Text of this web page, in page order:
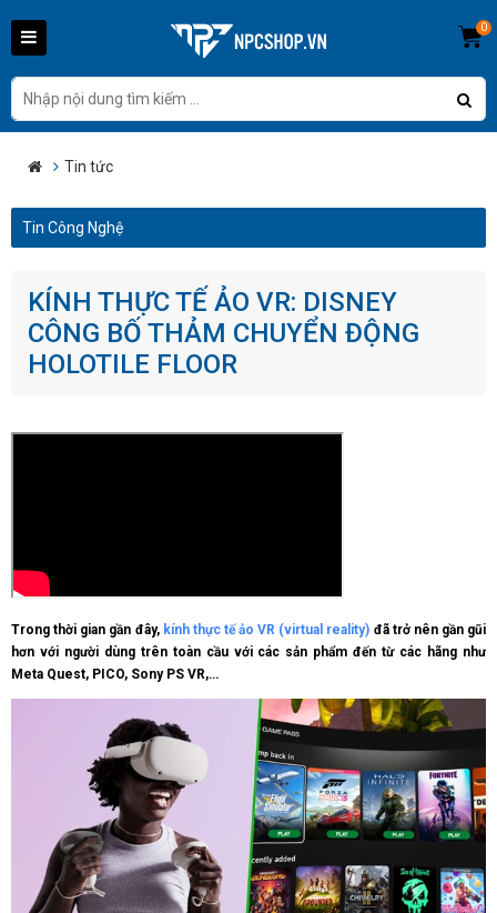
0
Tin tức
Tin Công Nghệ
KÍNH THỰC TẾ ẢO VR: DISNEY
CÔNG BỐ THẢM CHUYỂN ĐỘNG
HOLOTILE FLOOR
Trong thời gian gần đây, kính thực tế ảo VR (virtual reality) đã trở nên gần gũi
hơn với người dùng trên toàn cầu với các sản phẩm đến từ các hãng như
Meta Quest, PICO, Sony PS VR,…